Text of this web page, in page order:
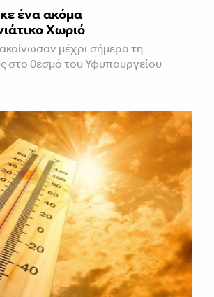
ένα ακόμα
Χωριό
μέχρι σήμερα τη
στο θεσμό του Υφυπουργείου